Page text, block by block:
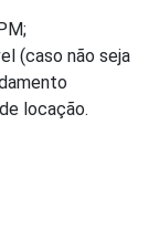
(caso não seja
locação.